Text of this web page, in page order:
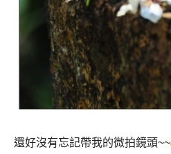
還好沒有忘記帶我的微拍鏡頭~~